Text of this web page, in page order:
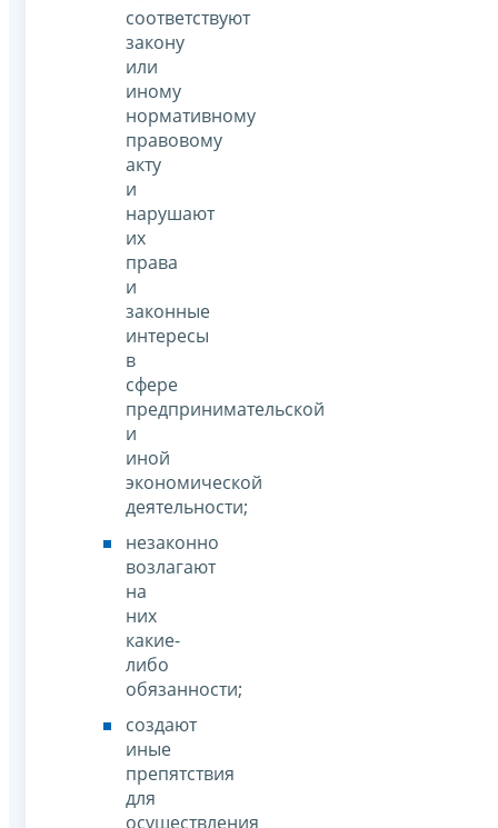
соответствуют
закону
или
иному
нормативному
правовому
акту
и
нарушают
их
права
и
законные
интересы
в
сфере
предпринимательской
и
иной
экономической
деятельности;
незаконно
возлагают
на
них
какие-
либо
обязанности;
создают
иные
препятствия
для
осуществления